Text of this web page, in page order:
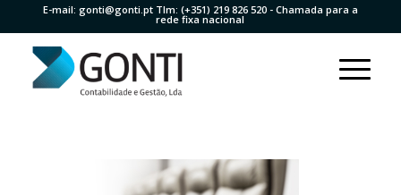
E-mail: gonti@gonti.ptTlm: (+351) 219 826 520- Chamada para a
rede fixa nacional